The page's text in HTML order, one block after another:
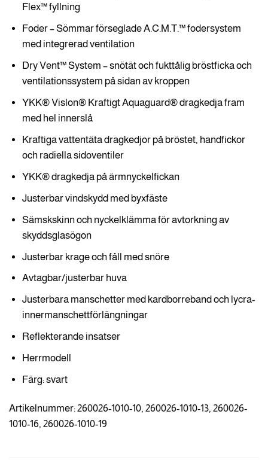
Flex™ fyllning
Foder – Sömmar förseglade A.C.M.T.™ fodersystem
med integrerad ventilation
Dry Vent™ System – snötät och fukttålig bröstficka och
ventilationssystem på sidan av kroppen
YKK® Vislon® Kraftigt Aquaguard® dragkedja fram
med hel innerslå
Kraftiga vattentäta dragkedjor på bröstet, handfickor
och radiella sidoventiler
YKK® dragkedja på ärmnyckelfickan
Justerbar vindskydd med byxfäste
Sämskskinn och nyckelklämma för avtorkning av
skyddsglasögon
Justerbar krage och fåll med snöre
Avtagbar/justerbar huva
Justerbara manschetter med kardborreband och lycra-
innermanschettförlängningar
Reflekterande insatser
Herrmodell
Färg: svart
Artikelnummer: 260026-1010-10, 260026-1010-13, 260026-
1010-16, 260026-1010-19